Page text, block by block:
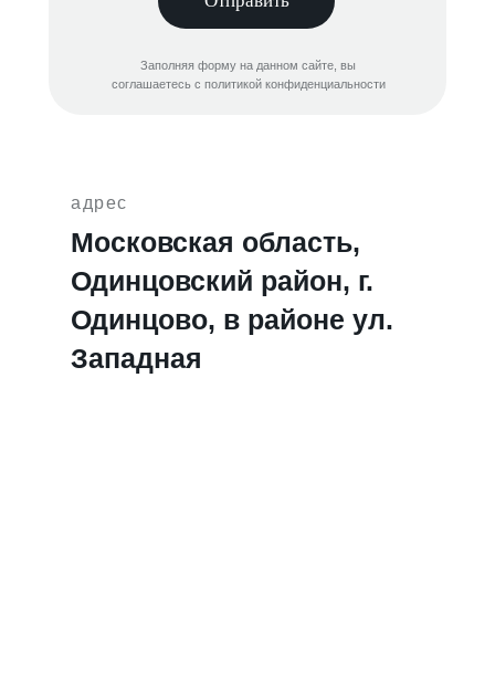
Заполняя форму на данном сайте, вы
соглашаетесь с политикой конфиденциальности
адрес
Московская область,
Одинцовский район, г.
Одинцово, в районе ул.
Западная